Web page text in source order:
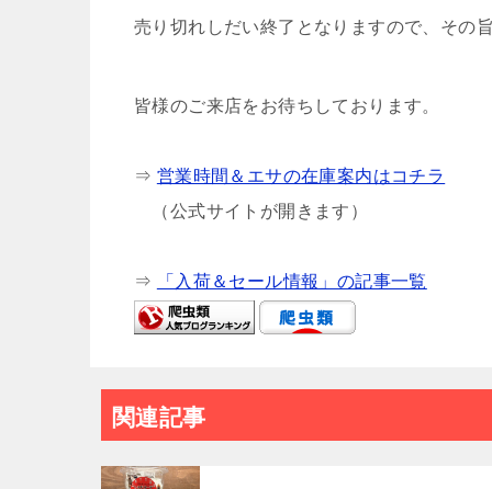
売り切れしだい終了となりますので、その
皆様のご来店をお待ちしております。
⇒ 営業時間＆エサの在庫案内はコチラ
（公式サイトが開きます）
⇒ 「入荷＆セール情報」の記事一覧
関連記事